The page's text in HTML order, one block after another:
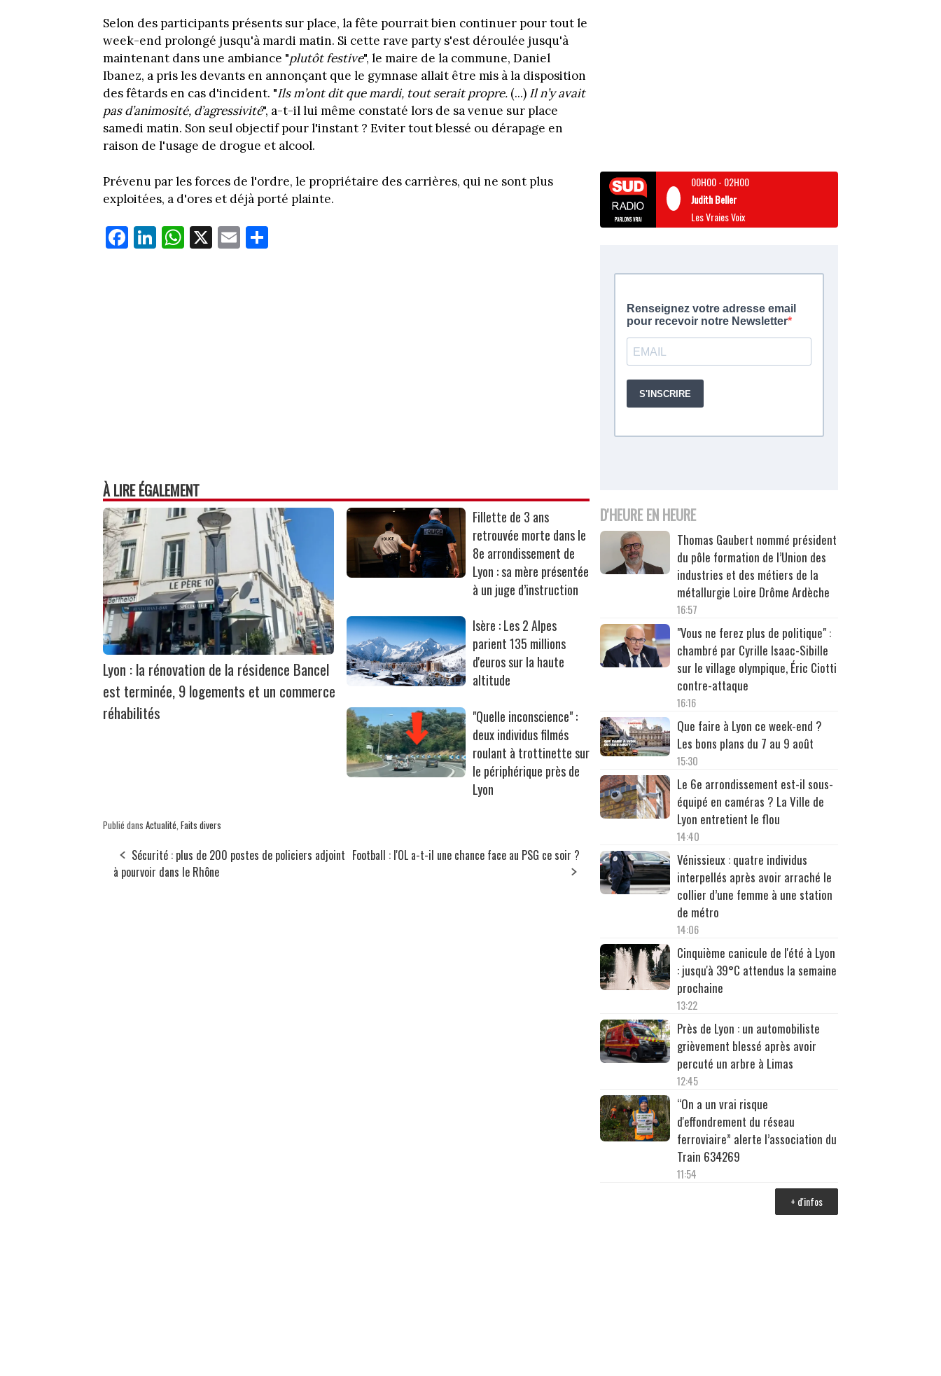
Selon des participants présents sur place, la fête pourrait bien continuer pour tout le
week-end prolongé jusqu'à mardi matin. Si cette rave party s'est déroulée jusqu'à
maintenant dans une ambiance "plutôt festive", le maire de la commune, Daniel
Ibanez, a pris les devants en annonçant que le gymnase allait être mis à la disposition
des fêtards en cas d'incident. "Ils m’ont dit que mardi, tout serait propre. (...) Il n’y avait
pas d’animosité, d’agressivité", a-t-il lui même constaté lors de sa venue sur place
samedi matin. Son seul objectif pour l'instant ? Eviter tout blessé ou dérapage en
raison de l'usage de drogue et alcool.
Prévenu par les forces de l'ordre, le propriétaire des carrières, qui ne sont plus
exploitées, a d'ores et déjà porté plainte.
Fa
ce
Li
nk
W
ha
X E
m
À LIRE ÉGALEMENT
Lyon : la rénovation de la résidence Bancel
est terminée, 9 logements et un commerce
réhabilités
Fillette de 3 ans
retrouvée morte dans le
8e arrondissement de
Lyon : sa mère présentée
à un juge d’instruction
Isère : Les 2 Alpes
parient 135 millions
d'euros sur la haute
altitude
"Quelle inconscience" :
deux individus filmés
roulant à trottinette sur
le périphérique près de
Lyon
Publié dans Actualité Faits divers
Sécurité : plus de 200 postes de policiers adjoint
à pourvoir dans le Rhône
Football : l'OL a-t-il une chance face au PSG ce soir ?
00H00- 02H00
Judith Beller
Les Vraies Voix
D'HEURE EN HEURE
Thomas Gaubert nommé président
du pôle formation de l’Union des
industries et des métiers de la
métallurgie Loire Drôme Ardèche
16:57
"Vous ne ferez plus de politique" :
chambré par Cyrille Isaac-Sibille
sur le village olympique, Éric Ciotti
contre-attaque
16:16
Que faire à Lyon ce week-end ?
Les bons plans du 7 au 9 août
15:30
Le 6e arrondissement est-il sous-
équipé en caméras ? La Ville de
Lyon entretient le flou
14:40
Vénissieux : quatre individus
interpellés après avoir arraché le
collier d’une femme à une station
de métro
14:06
Cinquième canicule de l'été à Lyon
: jusqu'à 39°C attendus la semaine
prochaine
13:22
Près de Lyon : un automobiliste
grièvement blessé après avoir
percuté un arbre à Limas
12:45
“On a un vrai risque
d'effondrement du réseau
ferroviaire” alerte l’association du
Train 634269
11:54
+ d'infos